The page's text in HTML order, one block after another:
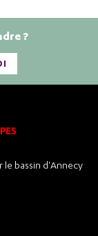
?
bassin d'Annecy